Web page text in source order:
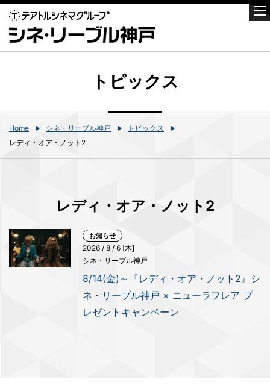
トピックス
Home シネ・リーブル神戸
トピックス
レディ・オア・ノット2
レディ・オア・ノット2
お知らせ
2026 / 8 / 6 [木]
シネ・リーブル神戸
8/14(金)～『レディ・オア・ノット2』シ
ネ・リーブル神戸 × ニューラフレア プ
レゼントキャンペーン